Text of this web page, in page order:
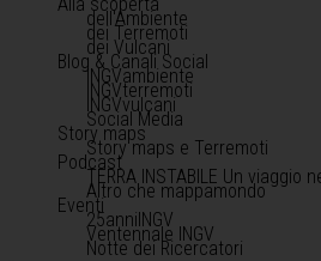
dell'Ambiente
dei Terremoti
dei Vulcani
Blog & Canali Social
INGVambiente
INGVterremoti
INGVvulcani
Social Media
Story maps
Story maps e Terremoti
Podcast
TERRA INSTABILE Un
Altro che mappamondo
Eventi
25anniINGV
Ventennale INGV
Notte dei Ricercatori